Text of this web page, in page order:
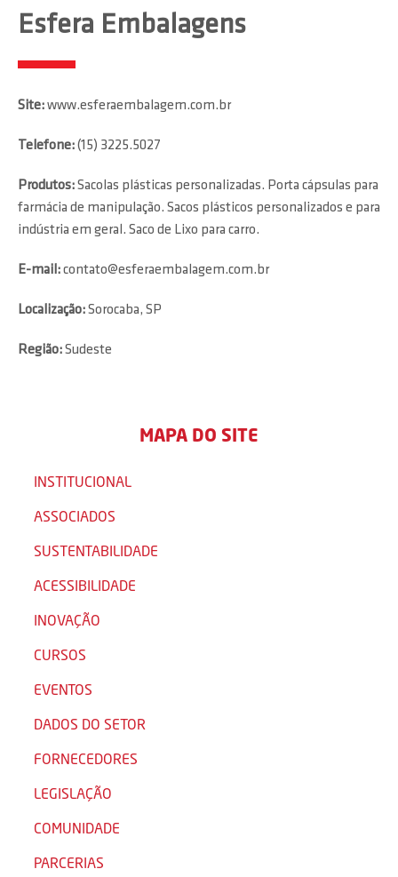
Esfera Embalagens
Site:www.esferaembalagem.com.br
Telefone:(15) 3225.5027
Produtos:Sacolas plásticas personalizadas. Porta cápsulas para
farmácia de manipulação. Sacos plásticos personalizados e para
indústria em geral. Saco de Lixo para carro.
E-mail:contato@esferaembalagem.com.br
Localização:Sorocaba, SP
Região:Sudeste
MAPA DO SITE
INSTITUCIONAL
ASSOCIADOS
SUSTENTABILIDADE
ACESSIBILIDADE
INOVAÇÃO
CURSOS
EVENTOS
DADOS DO SETOR
FORNECEDORES
LEGISLAÇÃO
COMUNIDADE
PARCERIAS